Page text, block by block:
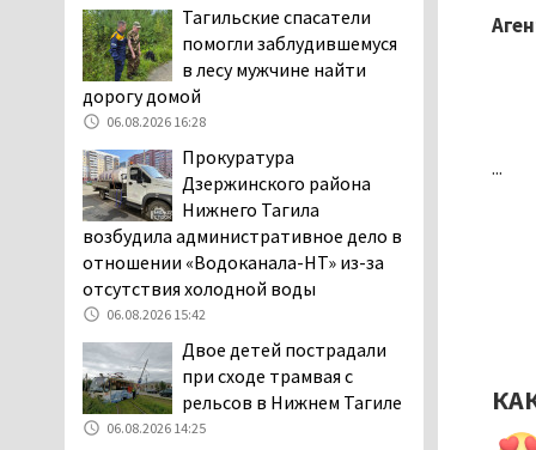
...
Тагильские спасатели
помогли заблудившемуся
в лесу мужчине найти
дорогу домой
06.08.2026 16:28
Прокуратура
Дзержинского района
Нижнего Тагила
возбудила административное дело в
отношении «Водоканала-НТ» из-за
отсутствия холодной воды
06.08.2026 15:42
Двое детей пострадали
при сходе трамвая с
рельсов в Нижнем Тагиле
06.08.2026 14:25